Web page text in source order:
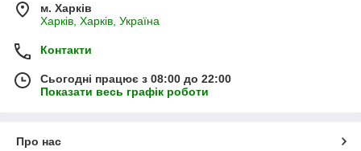
м. Харків
Харків, Харків, Україна
Контакти
Сьогодні працює з 08:00 до 22:00
Показати весь графік роботи
Про нас